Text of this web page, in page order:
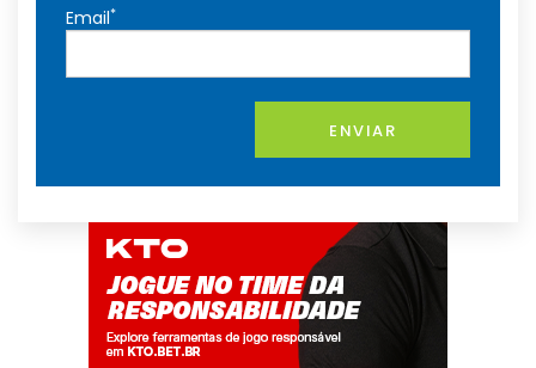
Email*
ENVIAR